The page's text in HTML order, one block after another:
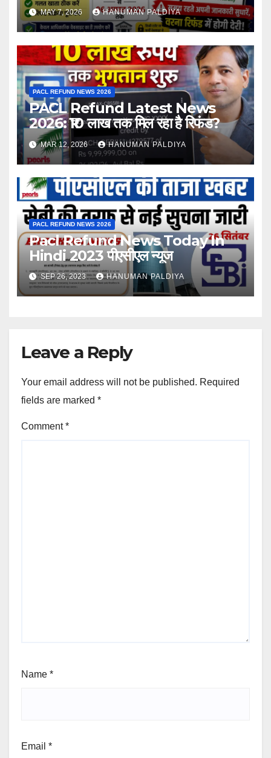
MAY 7, 2026 HANUMAN PALDIYA
PACL REFUND NEWS 2026
PACL Refund Latest News
2026: ₹10 लाख तक मिल रहा है रिफंड?
MAR 12, 2026 HANUMAN PALDIYA
PACL REFUND NEWS 2026
Pacl Refund News Today In
Hindi 2023 पीएसीएल न्यूज
SEP 26, 2023 HANUMAN PALDIYA
Leave a Reply
Your email address will not be published. Required
fields are marked *
Comment*
Name *
Email *